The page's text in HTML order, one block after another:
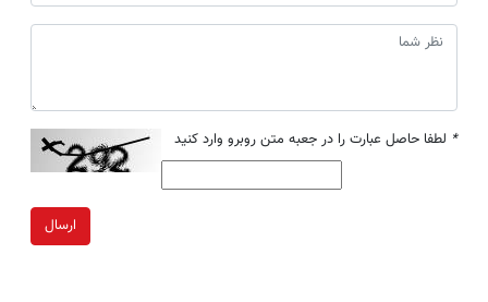
* لطفا حاصل عبارت را در جعبه متن روبرو وارد کنید
ارسال